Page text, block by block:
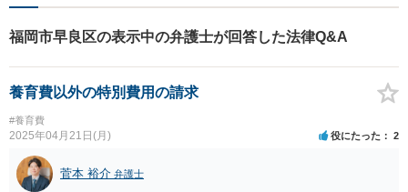
てもらい、無事に債権回収できたこともありました。 メールや電話で気軽に
相談できますし、先生自身も話しやすい方ですので、気軽に相談でき、我々
ます。 〈弁護士のコメント〉 法的トラブル予防のため自社の事情に精通した
ご依頼をいただきました。 本業に専念していただけているのであれば、弁護
士として嬉しい限りです。
福岡市早良区の表示中の弁護士が回答した法律Q&A
養育費以外の特別費用の請求
#養育費
2025年04月21日(月) 役にたった 2
菅本 裕介 弁護士